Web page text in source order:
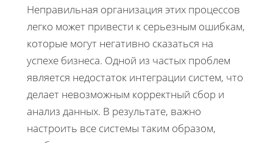
Неправильная организация этих процессов
легко может привести к серьезным ошибкам,
которые могут негативно сказаться на
успехе бизнеса. Одной из частых проблем
является недостаток интеграции систем, что
делает невозможным корректный сбор и
анализ данных. В результате, важно
настроить все системы таким образом,